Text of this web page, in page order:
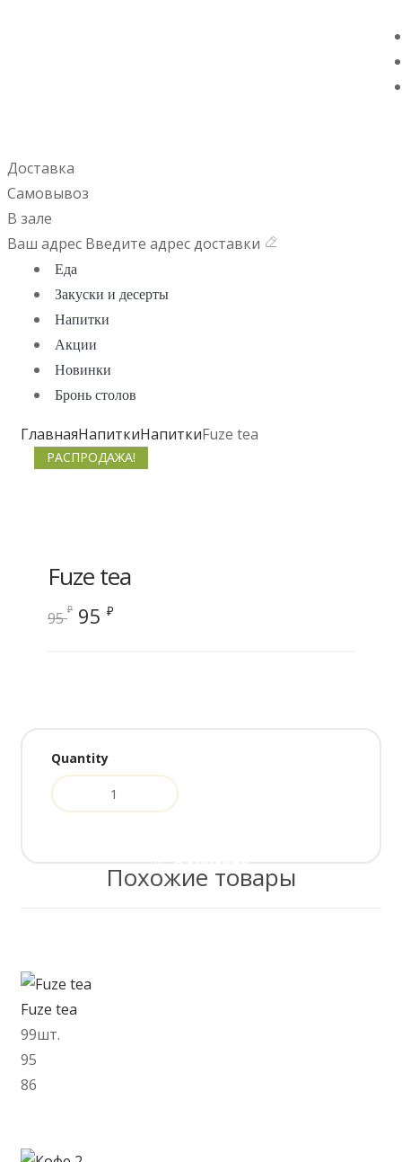
Доставка
Самовывоз
В зале
Ваш адрес Введите адрес доставки
Еда
Закуски и десерты
Напитки
Акции
Новинки
Бронь столов
ГлавнаяНапиткиНапиткиFuze tea
РАСПРОДАЖА!
Fuze tea
95₽ Первоначальная
95 ₽
Quantity
Похожие товары
Fuze tea
99шт.
95
86